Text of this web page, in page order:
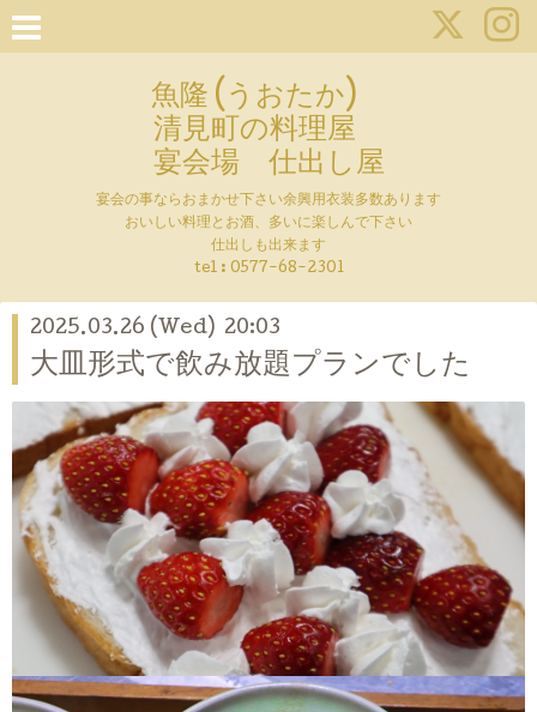
魚隆 (うおたか)
清見町の料理屋
宴会場 仕出し屋
宴会の事ならおまかせ下さい余興用衣装多数あります
おいしい料理とお酒、多いに楽しんで下さい
仕出しも出来ます
tel : 0577-68-2301
2025.03.26 (Wed) 20:03
大皿形式で飲み放題プランでした